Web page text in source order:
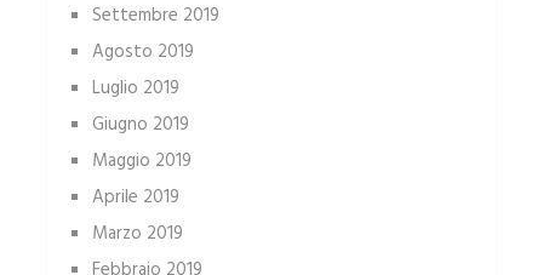
Settembre 2019
Agosto 2019
Luglio 2019
Giugno 2019
Maggio 2019
Aprile 2019
Marzo 2019